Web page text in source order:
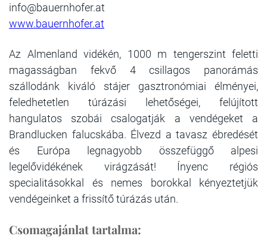
info@bauernhofer.at
www.bauernhofer.at
Az Almenland vidékén, 1000 m tengerszint feletti
magasságban fekvő 4 csillagos panorámás
szállodánk kiváló stájer gasztronómiai élményei,
feledhetetlen túrázási lehetőségei, felújított
hangulatos szobái csalogatják a vendégeket a
Brandlucken falucskába. Élvezd a tavasz ébredését
és Európa legnagyobb összefüggő alpesi
legelővidékének virágzását! Ínyenc régiós
specialitásokkal és nemes borokkal kényeztetjük
vendégeinket a frissítő túrázás után.
Csomagajánlat tartalma: